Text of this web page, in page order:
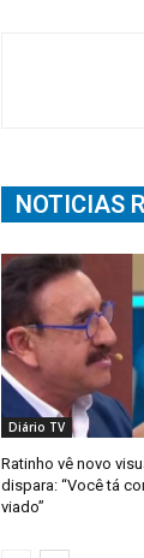
NOTICIAS
Diário TV
Ratinho vê novo
dispara: “Você tá
viado”